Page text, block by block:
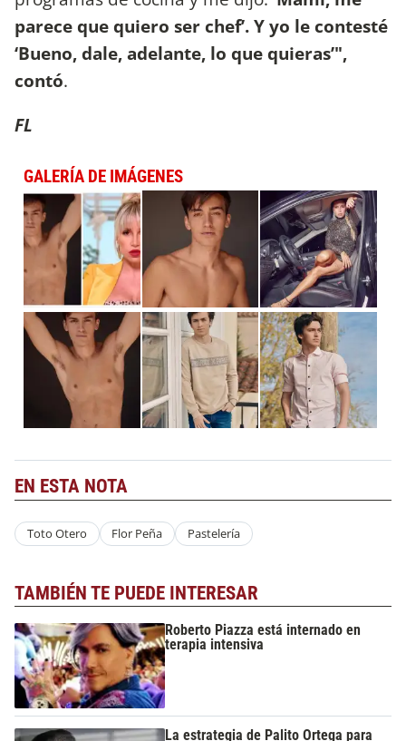
parece que quiero ser chef’. Y yo le contesté
‘Bueno, dale, adelante, lo que quieras’",
contó.
FL
GALERÍA DE IMÁGENES
EN ESTA NOTA
Toto Otero Flor Peña Pastelería
TAMBIÉN TE PUEDE INTERESAR
Roberto Piazza está internado en
terapia intensiva
La estrategia de Palito Ortega para